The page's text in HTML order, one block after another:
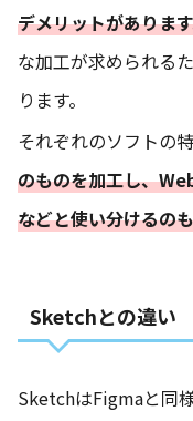
デメリットがありま
な加工が求められる
ります。
それぞれのソフトの
のものを加工し、
などと使い分けるの
Sketchとの違い
SketchはFigmaと同